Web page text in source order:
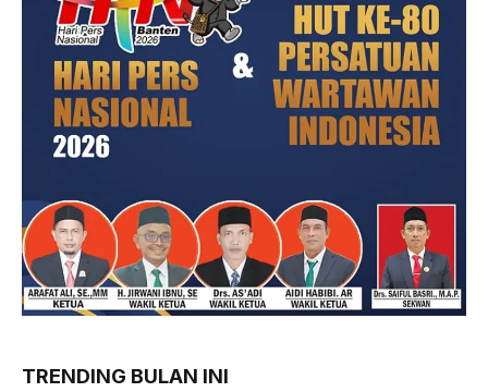
TRENDING BULAN INI